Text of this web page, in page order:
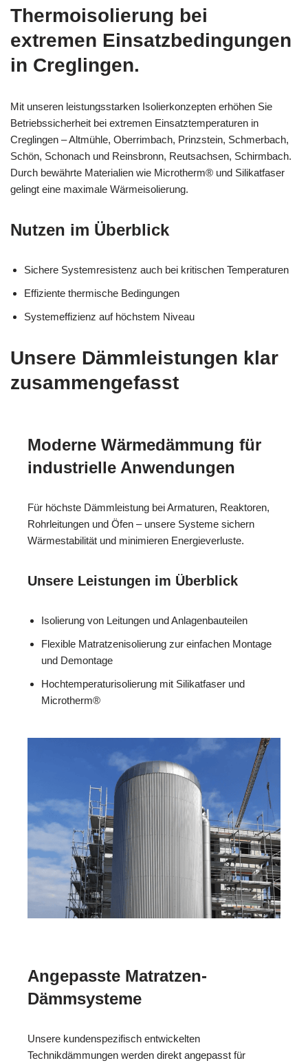
Thermoisolierung bei
extremen Einsatzbedingungen
in Creglingen.
Mit unseren leistungsstarken Isolierkonzepten erhöhen Sie
Betriebssicherheit bei extremen Einsatztemperaturen in
Creglingen – Altmühle, Oberrimbach, Prinzstein, Schmerbach,
Schön, Schonach und Reinsbronn, Reutsachsen, Schirmbach.
Durch bewährte Materialien wie Microtherm® und Silikatfaser
gelingt eine maximale Wärmeisolierung.
Nutzen im Überblick
Sichere Systemresistenz auch bei kritischen Temperaturen
Effiziente thermische Bedingungen
Systemeffizienz auf höchstem Niveau
Unsere Dämmleistungen klar
zusammengefasst
Moderne Wärmedämmung für
industrielle Anwendungen
Für höchste Dämmleistung bei Armaturen, Reaktoren,
Rohrleitungen und Öfen – unsere Systeme sichern
Wärmestabilität und minimieren Energieverluste.
Unsere Leistungen im Überblick
Isolierung von Leitungen und Anlagenbauteilen
Flexible Matratzenisolierung zur einfachen Montage
und Demontage
Hochtemperaturisolierung mit Silikatfaser und
Microtherm®
Angepasste Matratzen-
Dämmsysteme
Unsere kundenspezifisch entwickelten
Technikdämmungen werden direkt angepasst für